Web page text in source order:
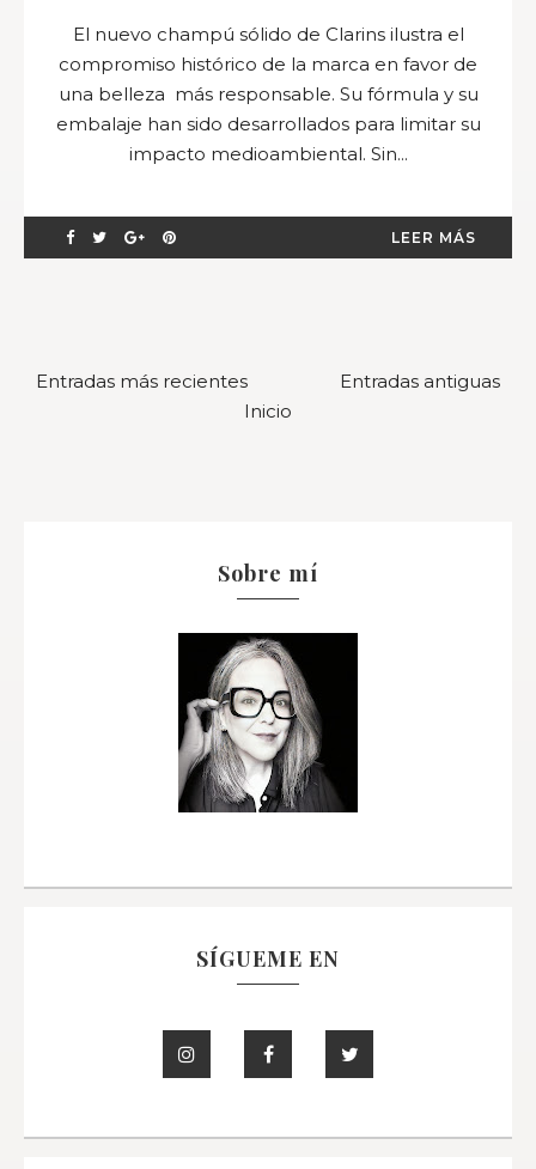
El nuevo champú sólido de Clarins ilustra el
compromiso histórico de la marca en favor de
una belleza más responsable. Su fórmula y su
embalaje han sido desarrollados para limitar su
impacto medioambiental. Sin...
LEER MÁS
Entradas más recientes
Entradas antiguas
Inicio
Sobre mí
SÍGUEME EN